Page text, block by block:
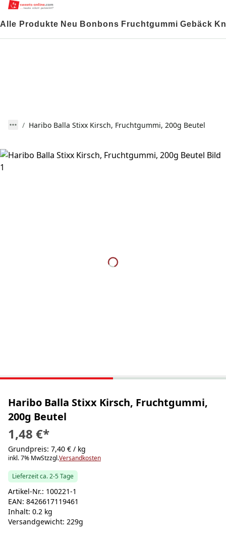
Alle Produkte Neu Bonbons Fruchtgummi Gebäck
Haribo Balla Stixx Kirsch, Fruchtgummi, 200g Beutel
Haribo Balla Stixx Kirsch, Fruchtgummi,
200g Beutel
1,48 €*
Grundpreis: 7,40 € / kg
inkl. 7% MwStzzgl.Versandkosten
Lieferzeit ca. 2-5 Tage
Artikel-Nr.: 100221-1
EAN: 8426617119461
Inhalt: 0.2 kg
Versandgewicht: 229g